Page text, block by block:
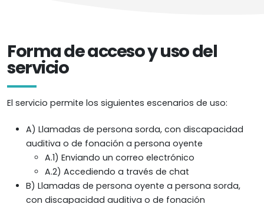
Forma de acceso y uso del
servicio
El servicio permite los siguientes escenarios de uso:
A) Llamadas de persona sorda, con discapacidad
auditiva o de fonación a persona oyente
A.1) Enviando un correo electrónico
A.2) Accediendo a través de chat
B) Llamadas de persona oyente a persona sorda,
con discapacidad auditiva o de fonación